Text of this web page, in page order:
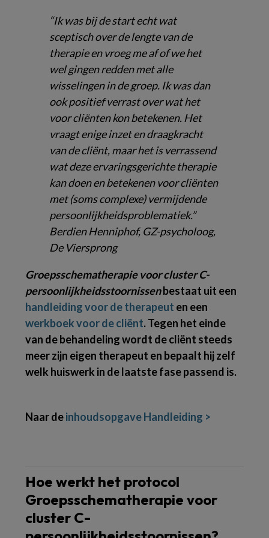
“Ik was bij de start echt wat
sceptisch over de lengte van de
therapie en vroeg me af of we het
wel gingen redden met alle
wisselingen in de groep. Ik was dan
ook positief verrast over wat het
voor cliënten kon betekenen. Het
vraagt enige inzet en draagkracht
van de cliënt, maar het is verrassend
wat deze ervaringsgerichte therapie
kan doen en betekenen voor cliënten
met (soms complexe) vermijdende
persoonlijkheidsproblematiek.”
Berdien Henniphof, GZ-psycholoog,
De Viersprong
Groepsschematherapie voor cluster C-
persoonlijkheidsstoornissenbestaat uit een
handleiding voor de therapeut en een
werkboek voor de cliënt. Tegen het einde
van de behandeling wordt de cliënt steeds
meer zijn eigen therapeut en bepaalt hij zelf
welk huiswerk in de laatste fase passend is.
Naar deinhoudsopgave Handleiding >
Hoe werkt het protocol
Groepsschematherapie voor
cluster C-